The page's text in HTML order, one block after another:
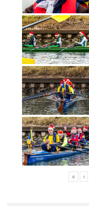
« ‹